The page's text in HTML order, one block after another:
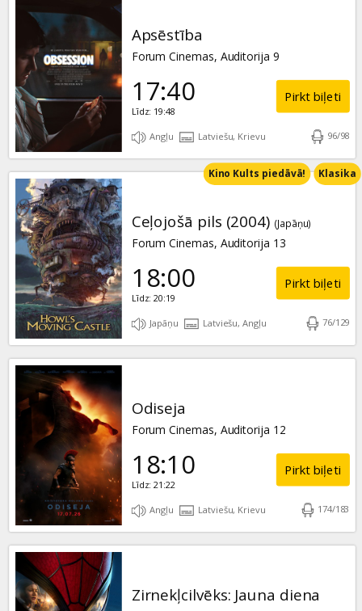
Apsēstība
Forum Cinemas, Auditorija 9
17:40
Līdz: 19:48
Pirkt biļeti
Angļu Latviešu, Krievu 96/98
Ceļojošā pils (2004) (Japāņu)
Forum Cinemas, Auditorija 13
Kino Kults piedāvā! Klasika
18:00
Līdz: 20:19
Pirkt biļeti
Japāņu Latviešu, Angļu 76/129
Odiseja
Forum Cinemas, Auditorija 12
18:10
Līdz: 21:22
Pirkt biļeti
Angļu Latviešu, Krievu 174/183
Zirnekļcilvēks: Jauna diena